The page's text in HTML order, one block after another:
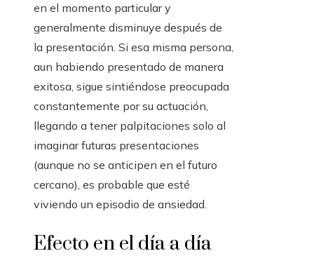
en el momento particular y
generalmente disminuye después de
la presentación. Si esa misma persona,
aun habiendo presentado de manera
exitosa, sigue sintiéndose preocupada
constantemente por su actuación,
llegando a tener palpitaciones solo al
imaginar futuras presentaciones
(aunque no se anticipen en el futuro
cercano), es probable que esté
viviendo un episodio de ansiedad.
Efecto en el día a día